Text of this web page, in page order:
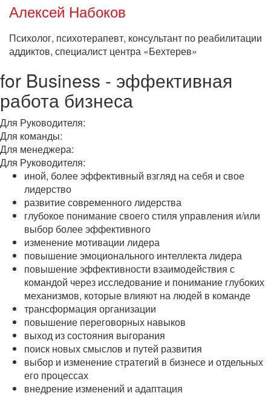
Алексей Набоков
Психолог, психотерапевт, консультант по реабилитации
аддиктов, специалист центра «Бехтерев»
for Business - эффективная
работа бизнеса
Для Руководителя:
Для команды:
Для менеджера:
Для Руководителя:
иной, более эффективный взгляд на себя и свое
лидерство
развитие современного лидерства
глубокое понимание своего стиля управления и/или
выбор более эффективного
изменение мотивации лидера
повышение эмоционального интеллекта лидера
повышение эффективности взаимодействия с
командой через исследование и понимание глубоких
механизмов, которые влияют на людей в команде
трансформация организации
повышение переговорных навыков
выход из состояния выгорания
поиск новых смыслов и путей развития
выбор и изменение стратегий в бизнесе и отдельных
его процессах
внедрение изменений и адаптация